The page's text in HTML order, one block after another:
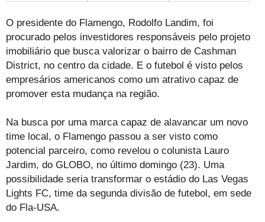
O presidente do Flamengo, Rodolfo Landim, foi
procurado pelos investidores responsáveis pelo projeto
imobiliário que busca valorizar o bairro de Cashman
District, no centro da cidade. E o futebol é visto pelos
empresários americanos como um atrativo capaz de
promover esta mudança na região.
Na busca por uma marca capaz de alavancar um novo
time local, o Flamengo passou a ser visto como
potencial parceiro, como revelou o colunista Lauro
Jardim, do GLOBO, no último domingo (23). Uma
possibilidade seria transformar o estádio do Las Vegas
Lights FC, time da segunda divisão de futebol, em sede
do Fla-USA.